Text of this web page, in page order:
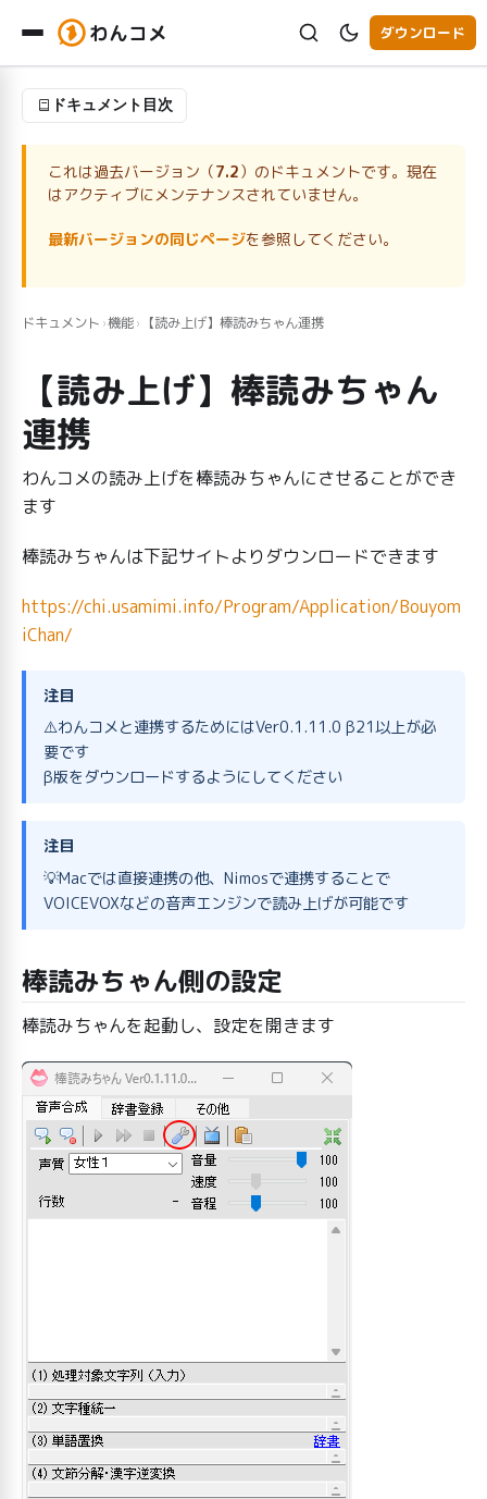
わんコメ ダウンロード
ドキュメント目次
これは過去バージョン（7.2）のドキュメントです。現在
はアクティブにメンテナンスされていません。
最新バージョンの同じページを参照してください。
ドキュメント ›機能 › 【読み上げ】棒読みちゃん連携
【読み上げ】棒読みちゃん
連携
わんコメの読み上げを棒読みちゃんにさせることができ
ます
棒読みちゃんは下記サイトよりダウンロードできます
https://chi.usamimi.info/Program/Application/Bouyom
iChan/
注目
⚠️わんコメと連携するためにはVer0.1.11.0 β21以上が必
要です
β版をダウンロードするようにしてください
注目
💡Macでは直接連携の他、Nimosで連携することで
VOICEVOXなどの音声エンジンで読み上げが可能です
棒読みちゃん側の設定
棒読みちゃんを起動し、設定を開きます